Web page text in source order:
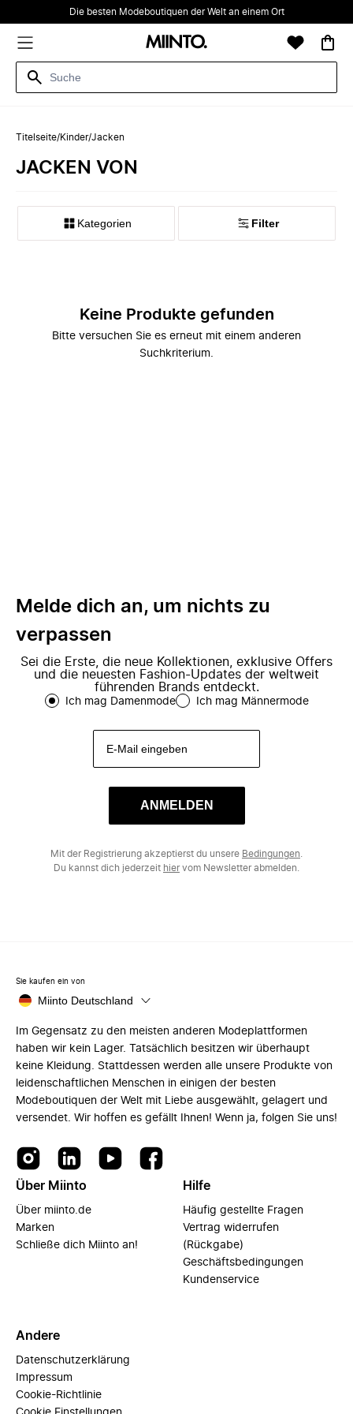
Die besten Modeboutiquen der Welt an einem Ort
Titelseite/Kinder/Jacken
JACKEN VON
Kategorien Filter
Keine Produkte gefunden
Bitte versuchen Sie es erneut mit einem anderen
Suchkriterium.
Melde dich an, um nichts zu
verpassen
Sei die Erste, die neue Kollektionen, exklusive Offers
und die neuesten Fashion-Updates der weltweit
führenden Brands entdeckt.
Ich mag Damenmode Ich mag Männermode
ANMELDEN
Mit der Registrierung akzeptierst du unsere Bedingungen
Du kannst dich jederzeit hiervom Newsletter abmelden.
Sie kaufen ein von
Miinto Deutschland
Im Gegensatz zu den meisten anderen Modeplattformen
haben wir kein Lager. Tatsächlich besitzen wir überhaupt
keine Kleidung. Stattdessen werden alle unsere Produkte von
leidenschaftlichen Menschen in einigen der besten
Modeboutiquen der Welt mit Liebe ausgewählt, gelagert und
versendet. Wir hoffen es gefällt Ihnen! Wenn ja, folgen Sie uns!
Über Miinto
Über miinto.de
Marken
Schließe dich Miinto an!
Hilfe
Häufig gestellte Fragen
Vertrag widerrufen
(Rückgabe)
Geschäftsbedingungen
Kundenservice
Andere
Datenschutzerklärung
Impressum
Cookie-Richtlinie